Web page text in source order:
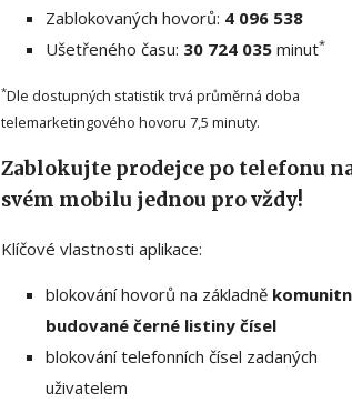
Zablokovaných hovorů: 4 096 538
Ušetřeného času: 30 724 035minut*
*Dle dostupných statistik trvá průměrná doba
telemarketingového hovoru 7,5 minuty.
Zablokujte prodejce po telefonu
svém mobilu jednou pro vždy!
Klíčové vlastnosti aplikace:
blokování hovorů na základně
budované černé listiny čísel
blokování telefonních čísel zadaných
uživatelem